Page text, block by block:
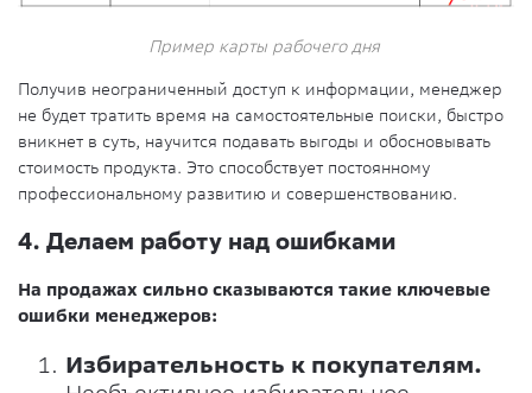
Пример карты рабочего дня
Получив неограниченный доступ к информации, менеджер
не будет тратить время на самостоятельные поиски, быстро
вникнет в суть, научится подавать выгоды и обосновывать
стоимость продукта. Это способствует постоянному
профессиональному развитию и совершенствованию.
4. Делаем работу над ошибками
На продажах сильно сказываются такие ключевые
ошибки менеджеров:
Избирательность к покупателям.